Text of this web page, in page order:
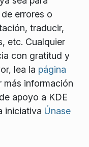
errores o
traducir,
etc. Cualquier
con gratitud y
lea la página
más información
apoyo a KDE
iniciativa Únase